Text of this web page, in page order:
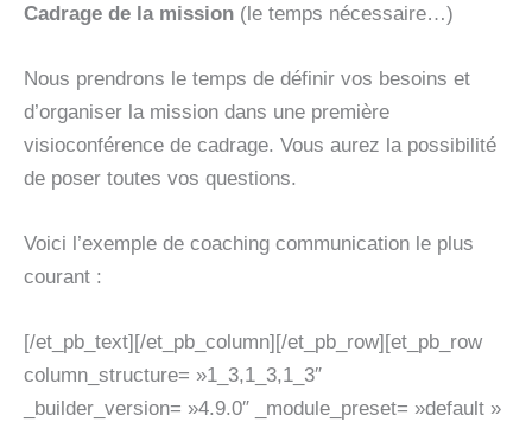
Cadrage de la mission (le temps nécessaire…)
Nous prendrons le temps de définir vos besoins et
d’organiser la mission dans une première
visioconférence de cadrage. Vous aurez la possibilité
de poser toutes vos questions.
Voici l’exemple de coaching communication le plus
courant :
[/et_pb_text][/et_pb_column][/et_pb_row][et_pb_row
column_structure= »1_3,1_3,1_3″
_builder_version= »4.9.0″ _module_preset= »default »